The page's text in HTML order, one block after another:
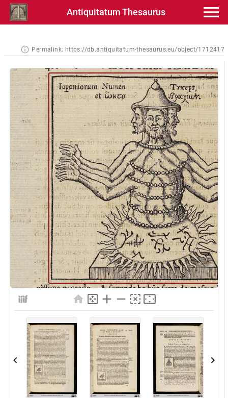
Antiquitatum Thesaurus
Permalink: https://db.antiquitatum-thesaurus.eu/object/1712417